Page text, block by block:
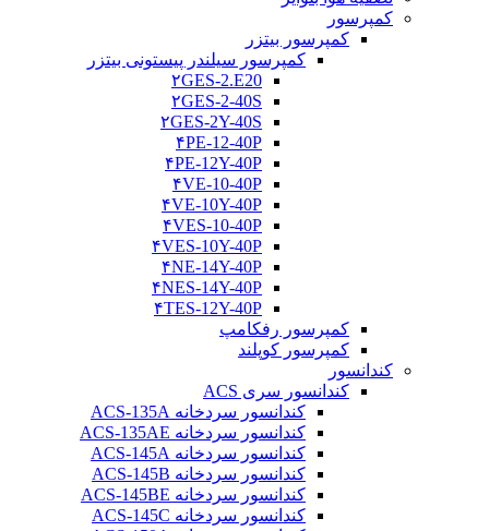
کمپرسور
کمپرسور بیتزر
کمپرسور سیلندر پیستونی بیتزر
۲GES-2.E20
۲GES-2-40S
۲GES-2Y-40S
۴PE-12-40P
۴PE-12Y-40P
۴VE-10-40P
۴VE-10Y-40P
۴VES-10-40P
۴VES-10Y-40P
۴NE-14Y-40P
۴NES-14Y-40P
۴TES-12Y-40P
کمپرسور رفکامپ
کمپرسور کوپلند
کندانسور
کندانسور سری ACS
کندانسور سردخانه ACS-135A
کندانسور سردخانه ACS-135AE
کندانسور سردخانه ACS-145A
کندانسور سردخانه ACS-145B
کندانسور سردخانه ACS-145BE
کندانسور سردخانه ACS-145C